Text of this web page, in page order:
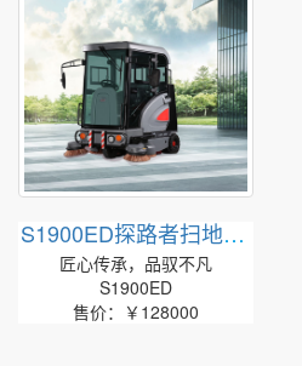
S1900ED探路者扫地车|
高美智慧型驾驶式扫地
机
匠心传承，品驭不凡
S1900ED
售价：￥128000